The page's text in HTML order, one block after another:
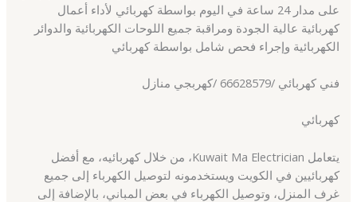
على مدار 24 ساعة في اليوم بواسطة كهربائي لأداء أعمال
كهربائية عالية الجودة ومراقبة جميع اللوحات الكهربائية والدوائر
الكهربائية وإجراء فحص شامل بواسطة كهربائي
فني كهربائي /66628579 /كهربجي منازل
كهربائي
يتعامل Kuwait Ma Electrician، من خلال كهربائيه، مع أفضل
كهربائيين في الكويت ويستخدمونه لتوصيل الكهرباء إلى جميع
غرف المنزل، وتوصيل الكهرباء في بعض المباني، بالإضافة إلى